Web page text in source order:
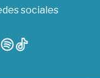
sociales